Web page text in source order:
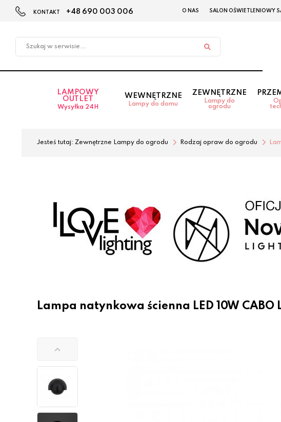
w
KONTAKT +48 690 003 006 O NAS SALON OŚWIETLENIOWY
LAMPOWY
OUTLET
Wysyłka 24H
WEWNĘTRZNE
Lampy do domu
ZEWNĘTRZNE
Lampy do
ogrodu
Jesteś tutaj: Zewnętrzne Lampy do ogrodu Rodzaj opraw do ogrodu
Lampa natynkowa ścienna LED 10W CABO